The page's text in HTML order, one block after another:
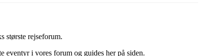
største rejseforum.
i vores forum og guides her på siden.